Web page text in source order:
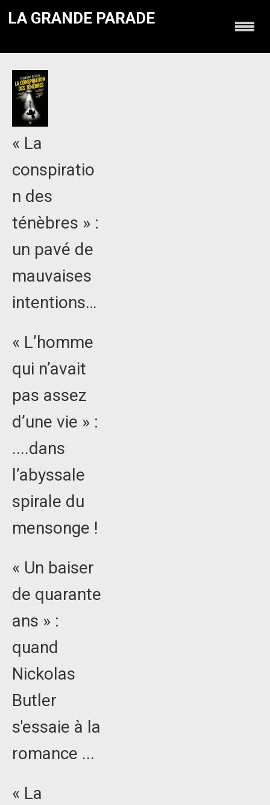
LA GRANDE PARADE
« La
conspiratio
n des
ténèbres » :
un pavé de
mauvaises
intentions…
« L’homme
qui n’avait
pas assez
d’une vie » :
....dans
l’abyssale
spirale du
mensonge !
« Un baiser
de quarante
ans » :
quand
Nickolas
Butler
s'essaie à la
romance ...
« La